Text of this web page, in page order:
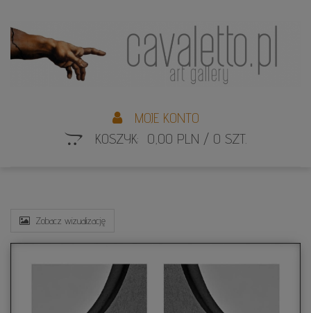
MOJE KONTO
KOSZYK: 0,00 PLN / 0 SZT.
Zobacz wizualizację